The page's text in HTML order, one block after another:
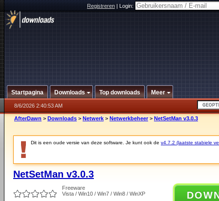
Registreren|Login:
Startpagina Downloads Top downloads Meer
8/6/2026 2:40:53 AM
AfterDawn > Downloads > Netwerk > Netwerkbeheer > NetSetMan v3.0.3
Dit is een oude versie van deze software. Je kunt ook de v4.7.2 (laatste stabiele
NetSetMan v3.0.3
Freeware
Vista / Win10 / Win7 / Win8 / WinXP